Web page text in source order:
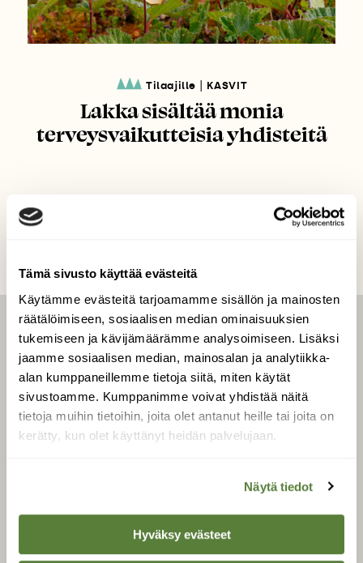
Tämä sivusto käyttää evästeitä
Käytämme evästeitä tarjoamamme sisällön ja mainosten
räätälöimiseen, sosiaalisen median ominaisuuksien
tukemiseen ja kävijämäärämme analysoimiseen. Lisäksi
jaamme sosiaalisen median, mainosalan ja analytiikka-
alan kumppaneillemme tietoja siitä, miten käytät
sivustoamme. Kumppanimme voivat yhdistää näitä
tietoja muihin tietoihin, joita olet antanut heille tai joita on
kerätty, kun olet käyttänyt heidän palvelujaan.
Näytä tiedot
Hyväksy evästeet
Tilaajille KASVIT
Lakka sisältää monia
terveysvaikutteisia yhdisteitä
LEHTI
Uusin lehti
Tilaa Suomen Luonto
Tilaa digilukuoikeus
Äänestä parasta juttua
SUOMEN LUONNON­
SUOJELU­LIITTO